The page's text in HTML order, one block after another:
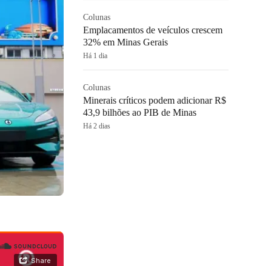
Colunas
Emplacamentos de veículos crescem
32% em Minas Gerais
Há 1 dia
Colunas
Minerais críticos podem adicionar R$
43,9 bilhões ao PIB de Minas
Há 2 dias